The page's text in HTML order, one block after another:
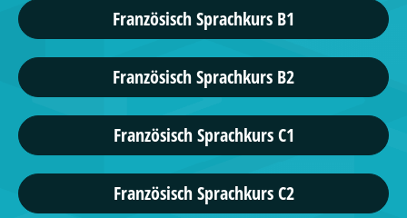
Französisch Sprachkurs B1
Französisch Sprachkurs B2
Französisch Sprachkurs C1
Französisch Sprachkurs C2